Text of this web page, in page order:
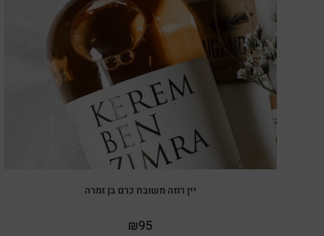
יין רוזה משובח כרם בן זמרה
₪95